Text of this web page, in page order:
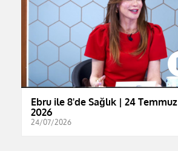
Ebru ile 8'de Sağlık | 24 Temmuz
2026
24/07/2026